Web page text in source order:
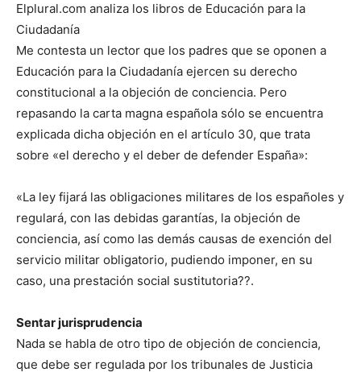
Elplural.com analiza los libros de Educación para la
Ciudadanía
Me contesta un lector que los padres que se oponen a
Educación para la Ciudadanía ejercen su derecho
constitucional a la objeción de conciencia. Pero
repasando la carta magna española sólo se encuentra
explicada dicha objeción en el artículo 30, que trata
sobre «el derecho y el deber de defender España»:
«La ley fijará las obligaciones militares de los españoles y
regulará, con las debidas garantías, la objeción de
conciencia, así como las demás causas de exención del
servicio militar obligatorio, pudiendo imponer, en su
caso, una prestación social sustitutoria??.
Sentar jurisprudencia
Nada se habla de otro tipo de objeción de conciencia,
que debe ser regulada por los tribunales de Justicia